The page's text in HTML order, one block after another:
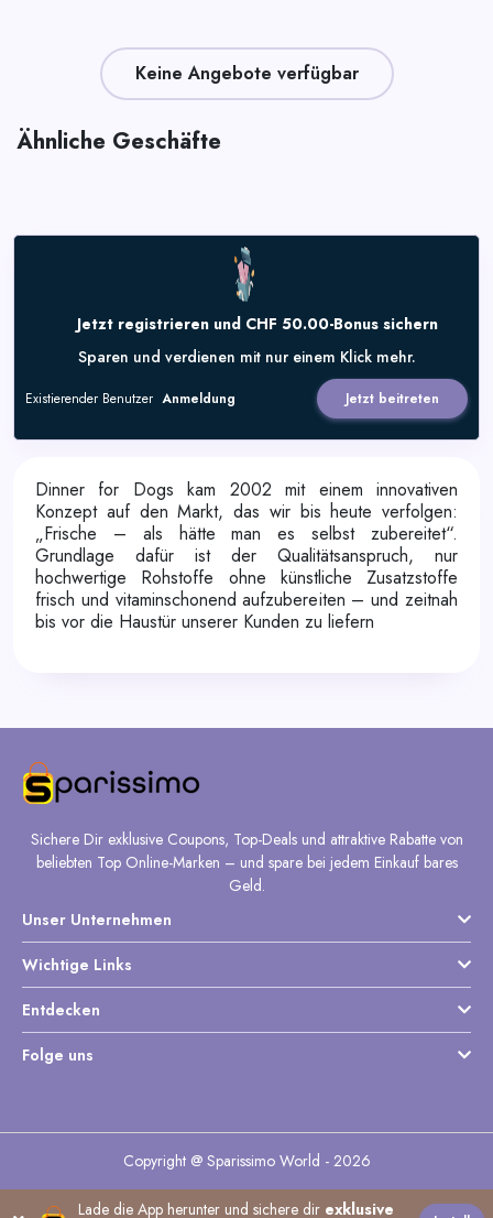
Keine Angebote verfügbar
Ähnliche Geschäfte
Jetzt registrieren und CHF 50.00-Bonus sichern
Sparen und verdienen mit nur einem Klick mehr.
Jetzt beitreten
Existierender Benutzer Anmeldung
Dinner for Dogs kam 2002 mit einem innovativen
Konzept auf den Markt, das wir bis heute verfolgen:
„Frische – als hätte man es selbst zubereitet“.
Grundlage dafür ist der Qualitätsanspruch, nur
hochwertige Rohstoffe ohne künstliche Zusatzstoffe
frisch und vitaminschonend aufzubereiten – und zeitnah
bis vor die Haustür unserer Kunden zu liefern
Sichere Dir exklusive Coupons, Top-Deals und attraktive Rabatte von
beliebten Top Online-Marken – und spare bei jedem Einkauf bares
Geld.
Unser Unternehmen
Wichtige Links
Entdecken
Folge uns
Copyright @ Sparissimo World - 2026
Lade die App herunter und sichere dir exklusive